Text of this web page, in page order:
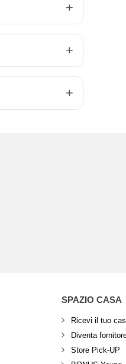
SPAZIO CASA
Ricevi il tuo
Diventa
Store Pick-UP